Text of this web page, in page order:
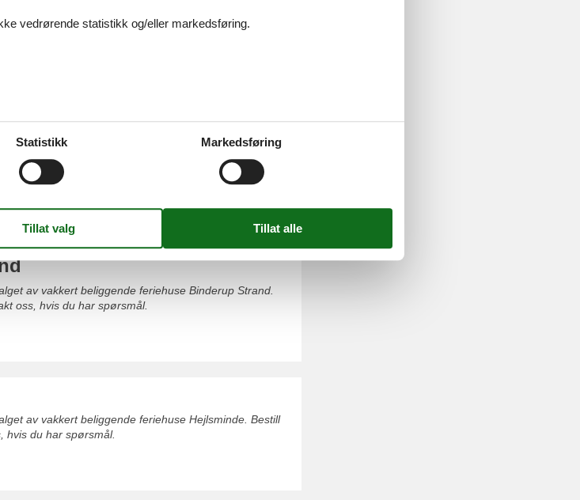
av vakkert beliggende feriehuse Hejsager Strand.
av vakkert beliggende feriehuse Diernæs. Bestill
hvis du har spørsmål.
av vakkert beliggende feriehuse Binderup Strand.
oss, hvis du har spørsmål.
av vakkert beliggende feriehuse Hejlsminde. Bestill
hvis du har spørsmål.
vedrørende statistikk og/eller markedsføring.
Statistikk Markedsføring